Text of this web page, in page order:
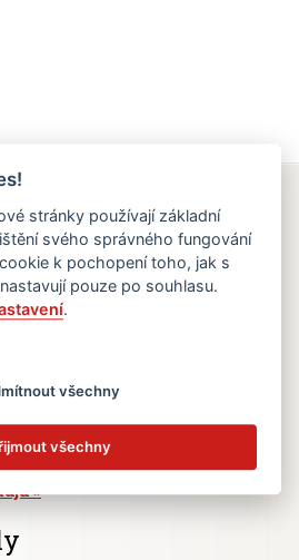
knížka
6)
stránky používají základní
svého správného fungování
k pochopení toho, jak s
pouze po souhlasu.
.
všechny
všechny